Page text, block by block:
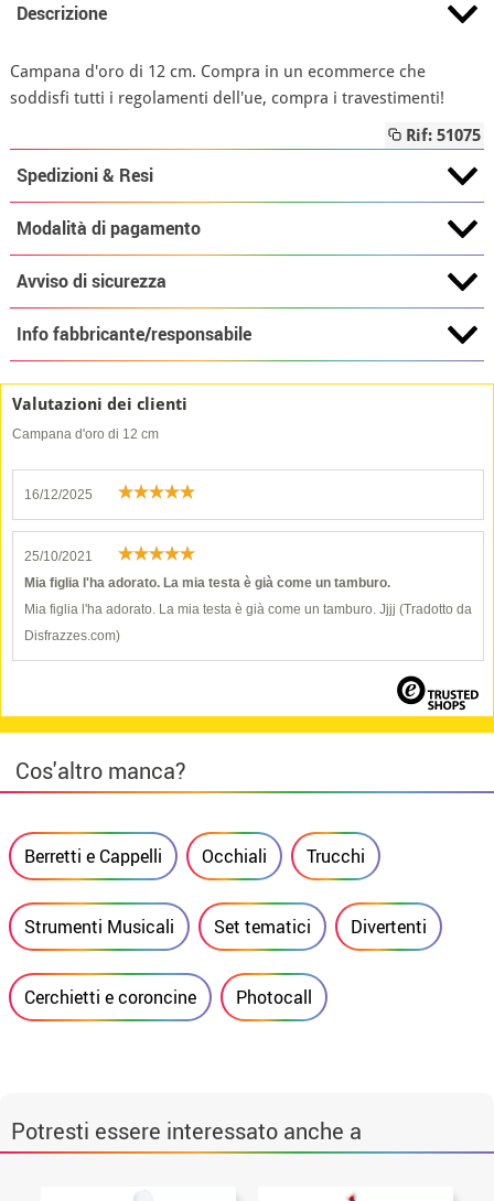
Descrizione
Campana d'oro di 12 cm. Compra in un ecommerce che
soddisfi tutti i regolamenti dell'ue, compra i travestimenti!
Rif: 51075
Spedizioni & Resi
Modalità di pagamento
Avviso di sicurezza
Info fabbricante/responsabile
Valutazioni dei clienti
Campana d'oro di 12 cm
16/12/2025
25/10/2021
Mia figlia l'ha adorato. La mia testa è già come un tamburo.
Mia figlia l'ha adorato. La mia testa è già come un tamburo. Jjjj (Tradotto da
Disfrazzes.com)
Cos'altro manca?
Berretti e Cappelli Occhiali Trucchi
Strumenti Musicali Set tematici Divertenti
Cerchietti e coroncine Photocall
Potresti essere interessato anche a